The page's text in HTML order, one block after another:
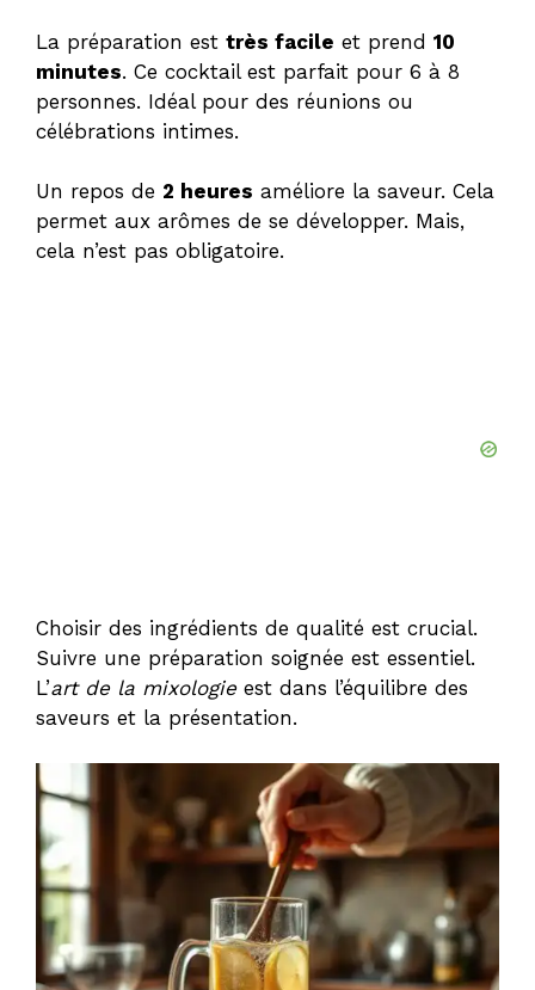
La préparation est très facile et prend 10
minutes. Ce cocktail est parfait pour 6 à 8
personnes. Idéal pour des réunions ou
célébrations intimes.
Un repos de 2 heures améliore la saveur. Cela
permet aux arômes de se développer. Mais,
cela n’est pas obligatoire.
Choisir des ingrédients de qualité est crucial.
Suivre une préparation soignée est essentiel.
L’art de la mixologieest dans l’équilibre des
saveurs et la présentation.